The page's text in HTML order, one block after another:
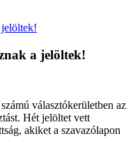
a jelöltek!
választókerületben az
Hét jelöltet vett
akiket a szavazólapon